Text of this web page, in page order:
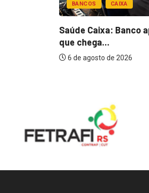
BANCOS CAIXA
Saúde Caixa: Banco
que chega...
6 de agosto de 2026